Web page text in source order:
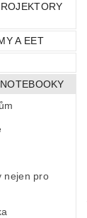
A EET
nejen pro